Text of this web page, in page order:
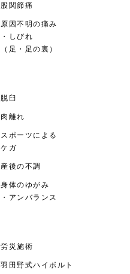
股関節痛
原因不明の痛み
・しびれ
（足・足の裏）
脱臼
肉離れ
スポーツによる
ケガ
産後の不調
身体のゆがみ
・アンバランス
労災施術
羽田野式ハイボルト